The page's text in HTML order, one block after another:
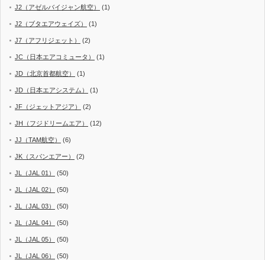
J2（アゼルバイジャン航空） (1)
J2（ブタエアウェイズ） (1)
J7（アフリジェット） (2)
JC（日本エアコミュータ） (1)
JD（北京首都航空） (1)
JD（日本エアシステム） (1)
JF（ジェットアジア） (2)
JH（フジドリームエア） (12)
JJ（TAM航空） (6)
JK（スパンエアー） (2)
JL（JAL 01） (50)
JL（JAL 02） (50)
JL（JAL 03） (50)
JL（JAL 04） (50)
JL（JAL 05） (50)
JL（JAL 06） (50)